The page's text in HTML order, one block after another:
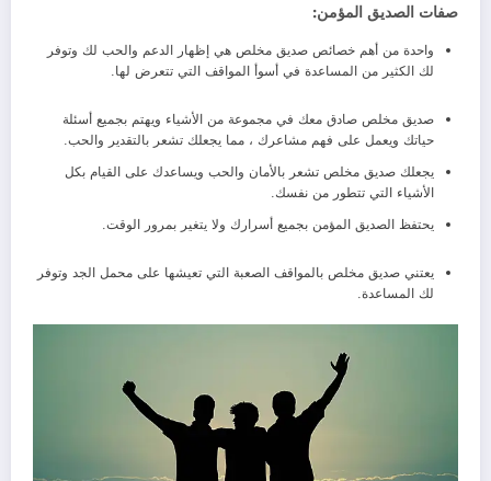
صفات الصديق المؤمن:
واحدة من أهم خصائص صديق مخلص هي إظهار الدعم والحب لك وتوفر
لك الكثير من المساعدة في أسوأ المواقف التي تتعرض لها.
صديق مخلص صادق معك في مجموعة من الأشياء ويهتم بجميع أسئلة
حياتك ويعمل على فهم مشاعرك ، مما يجعلك تشعر بالتقدير والحب.
يجعلك صديق مخلص تشعر بالأمان والحب ويساعدك على القيام بكل
الأشياء التي تتطور من نفسك.
يحتفظ الصديق المؤمن بجميع أسرارك ولا يتغير بمرور الوقت.
يعتني صديق مخلص بالمواقف الصعبة التي تعيشها على محمل الجد وتوفر
لك المساعدة.